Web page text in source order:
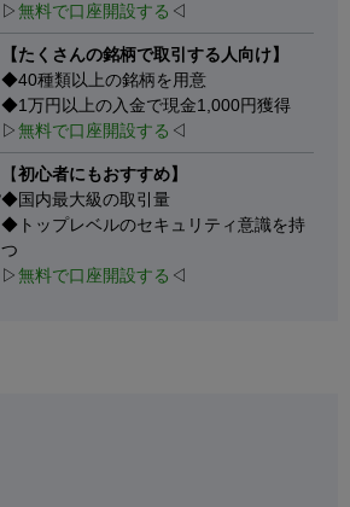
▷無料で口座開設する ◁
【たくさんの銘柄で取引する人向け】
◆40種類以上の銘柄を用意
◆1万円以上の入金で現金1,000円獲得
▷無料で口座開設する ◁
【初心者にもおすすめ】
◆国内最大級の取引量
◆トップレベルのセキュリティ意識を持
つ
▷無料で口座開設する ◁